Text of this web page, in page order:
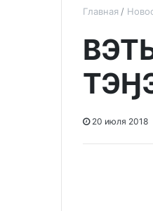
Главная
20 июля 2018